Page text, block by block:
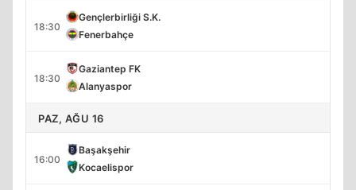
18:30
Gençlerbirliği S.K.
Fenerbahçe
18:30
Gaziantep FK
Alanyaspor
PAZ, AĞU 16
16:00
Başakşehir
Kocaelispor